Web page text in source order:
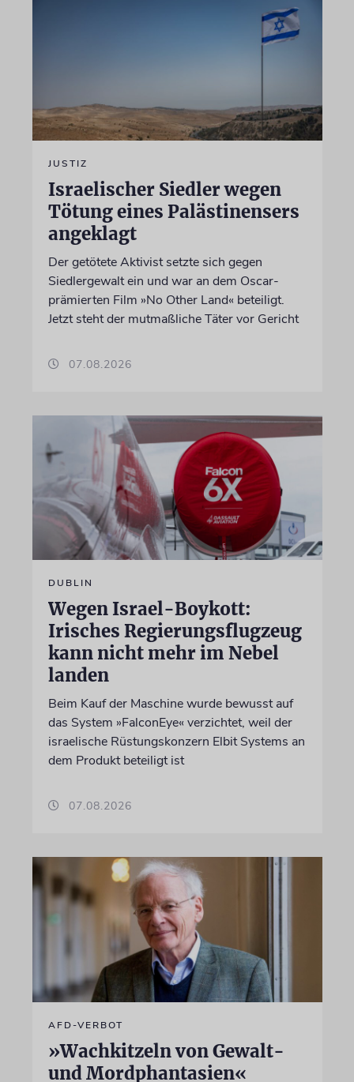
JUSTIZ
Israelischer Siedler wegen
Tötung eines Palästinensers
angeklagt
Der getötete Aktivist setzte sich gegen
Siedlergewalt ein und war an dem Oscar-
prämierten Film »No Other Land« beteiligt.
Jetzt steht der mutmaßliche Täter vor Gericht
07.08.2026
DUBLIN
Wegen Israel-Boykott:
Irisches Regierungsflugzeug
kann nicht mehr im Nebel
landen
Beim Kauf der Maschine wurde bewusst auf
das System »FalconEye« verzichtet, weil der
israelische Rüstungskonzern Elbit Systems an
dem Produkt beteiligt ist
07.08.2026
AFD-VERBOT
»Wachkitzeln von Gewalt-
und Mordphantasien«